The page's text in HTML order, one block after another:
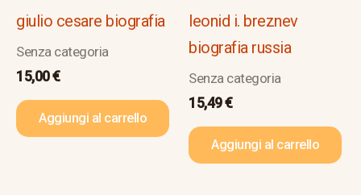
giulio cesare biografia
Senza categoria
15,00€
Aggiungi al carrello
leonid i. breznev
biografia russia
Senza categoria
15,49€
Aggiungi al carrello